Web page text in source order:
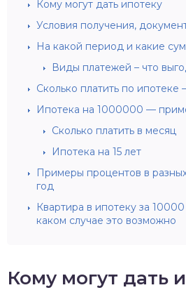
Кому могут дать ипотеку
Условия получения,
На какой период и какие
Виды платежей – что
Сколько платить по ипотеке
Ипотека на 1000000 —
Сколько платить в месяц
Ипотека на 15 лет
Примеры процентов в
год
Квартира в ипотеку за
каком случае это возможно
Кому могут дать